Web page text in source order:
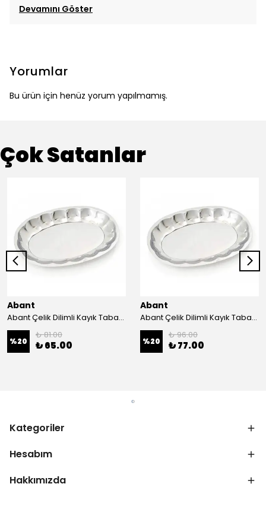
Devamını Göster
Yorumlar
Bu ürün için henüz yorum yapılmamış.
Çok Satanlar
Abant
Abant Çelik Dilimli Kayık Tabak No:1 ; 14x21 cm.
%20
₺ 81.00
₺ 65.00
Abant
Abant Çelik Dilimli Kayık Tabak No:2 ; 16,5x24,5 cm.
%20
₺ 96.00
₺ 77.00
Kategoriler
Hesabım
Hakkımızda